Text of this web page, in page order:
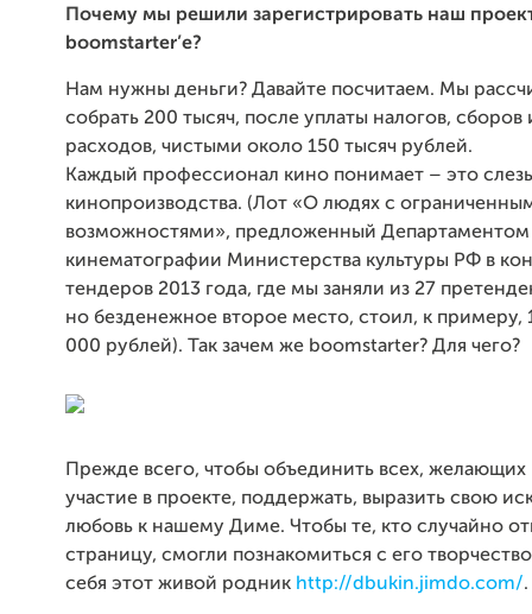
Почему мы решили зарегистрировать наш
boomstarter’e?
Нам нужны деньги? Давайте посчитаем. Мы
собрать 200 тысяч, после уплаты налогов, сборов
расходов, чистыми около 150 тысяч рублей.
Каждый профессионал кино понимает – это
кинопроизводства. (Лот «О людях с
возможностями», предложенный Департаментом
кинематографии Министерства культуры РФ в
тендеров 2013 года, где мы заняли из 27
но безденежное второе место, стоил, к примеру,
000 рублей). Так зачем же boomstarter? Для чего?
Прежде всего, чтобы объединить всех, желающих
участие в проекте, поддержать, выразить свою
любовь к нашему Диме. Чтобы те, кто случайно
страницу, смогли познакомиться с его
себя этот живой родник http://dbukin.jimdo.com/.